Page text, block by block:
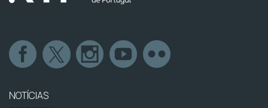
NOTÍCIAS